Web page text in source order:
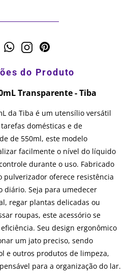
Transparente - Tiba
da Tiba é um utensílio versátil
domésticas e de
de 550ml, este modelo
facilmente o nível do líquido
durante o uso. Fabricado
pulverizador oferece resistência
diário. Seja para umedecer
regar plantas delicadas ou
roupas, este acessório se
Seu design ergonômico
um jato preciso, sendo
e outros produtos de limpeza,
para a organização do lar.